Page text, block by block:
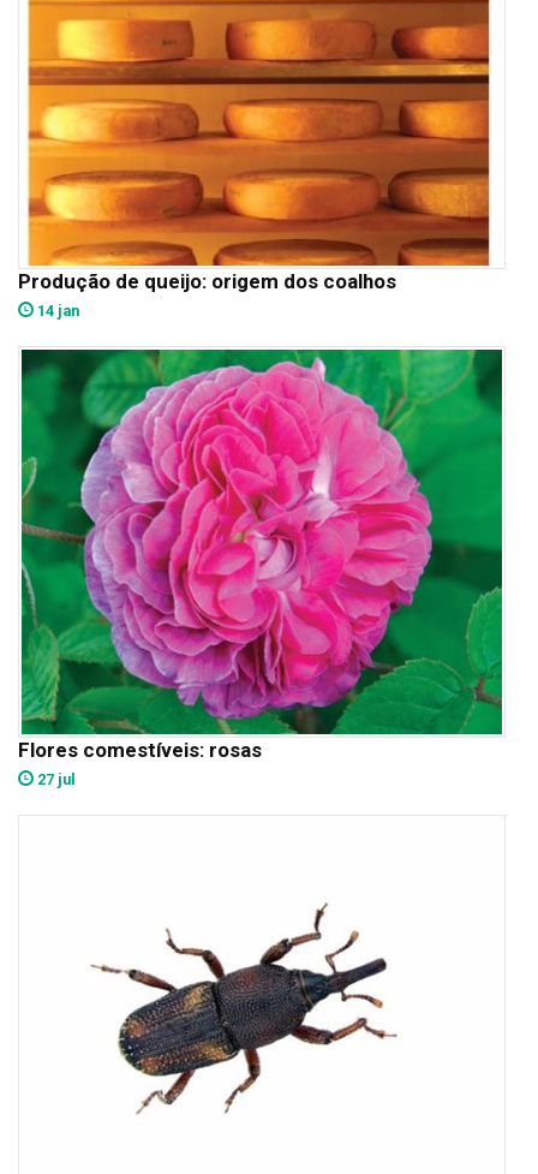
Produção de queijo: origem dos coalhos
14 jan
Flores comestíveis: rosas
27 jul